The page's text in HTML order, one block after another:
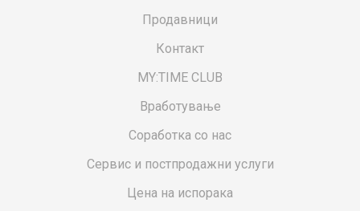
Продавници
Контакт
MY:TIME CLUB
Вработување
Соработка со нас
Сервис и постпродажни услуги
Цена на испорака